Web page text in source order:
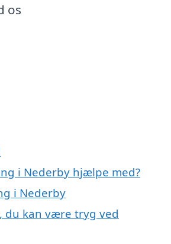
os
i Nederby hjælpe med?
i Nederby
du kan være tryg ved